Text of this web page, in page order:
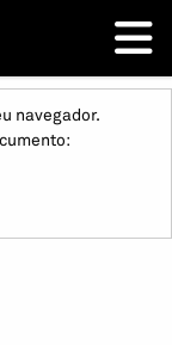
navegador.